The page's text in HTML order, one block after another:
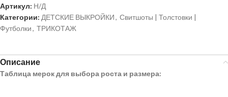
Артикул: Н/Д
Категории: ДЕТСКИЕ ВЫКРОЙКИ, Свитшоты | Толстовки |
Футболки, ТРИКОТАЖ
Описание
Таблица мерок для выбора роста и размера: